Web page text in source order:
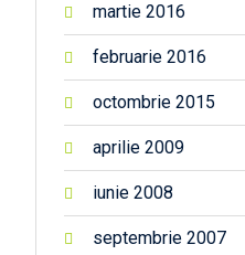
martie 2016
februarie 2016
octombrie 2015
aprilie 2009
iunie 2008
septembrie 2007